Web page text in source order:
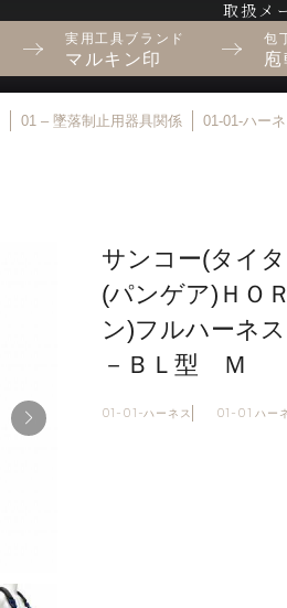
取扱メ
実用工具ブランド
マルキン印
包
庖
01 – 墜落制止用器具関係 01-01-ハーネ
サンコー(タイ
(パンゲア)ＨＯ
ン)フルハーネ
－ＢＬ型 Ｍ
01-01-ハーネス 01-01 ハー